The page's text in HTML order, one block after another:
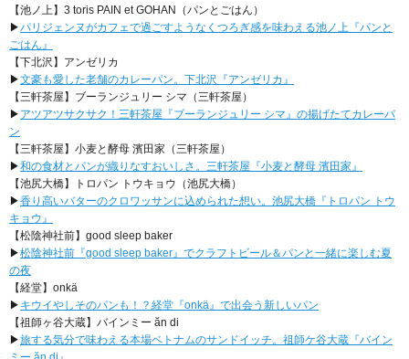
【池ノ上】3 toris PAIN et GOHAN（パンとごはん）
▶︎パリジェンヌがカフェで過ごすようなくつろぎ感を味わえる池ノ上『パンと
ごはん』
【下北沢】アンゼリカ
▶文豪も愛した老舗のカレーパン。下北沢『アンゼリカ』
【三軒茶屋】ブーランジュリー シマ（三軒茶屋）
▶ アツアツサクサク！三軒茶屋『ブーランジュリー シマ』の揚げたてカレーパ
ン
【三軒茶屋】小麦と酵母 濱田家（三軒茶屋）
▶和の食材とパンが織りなすおいしさ。三軒茶屋『小麦と酵母 濱田家』
【池尻大橋】トロパン トウキョウ（池尻大橋）
▶香り高いバターのクロワッサンに込められた想い。池尻大橋『トロパン トウ
キョウ』
【松陰神社前】good sleep baker
▶松陰神社前『good sleep baker』でクラフトビール＆パンと一緒に楽しむ夏
の夜
【経堂】onkä
▶ キウイやしそのパンも！？経堂『onkä』で出会う新しいパン
【祖師ヶ谷大蔵】バインミー ăn di
▶旅する気分で味わえる本場ベトナムのサンドイッチ。祖師ケ谷大蔵『バイン